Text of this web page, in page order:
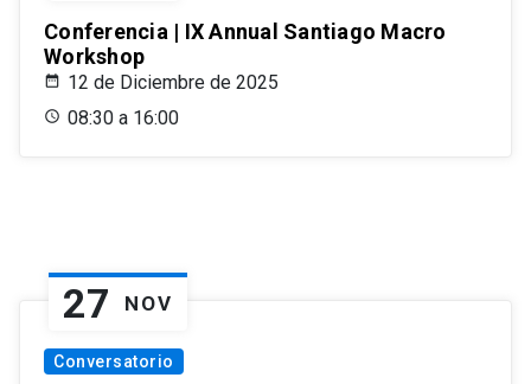
Conferencia | IX Annual Santiago Macro
Workshop
12 de Diciembre de 2025
08:30 a 16:00
27 NOV
Conversatorio